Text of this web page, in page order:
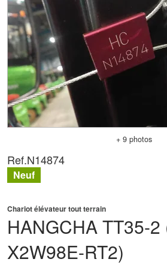
+ 9 photos
HANGCHATT35-2
X2W98E-RT2)
Chariot élévateur tout terrain
Ref.N14874
Neuf